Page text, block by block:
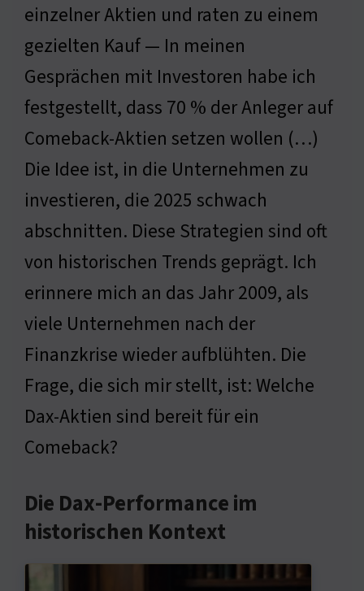
einzelner Aktien und raten zu einem
gezielten Kauf — In meinen
Gesprächen mit Investoren habe ich
festgestellt, dass 70 % der Anleger auf
Comeback-Aktien setzen wollen (…)
Die Idee ist, in die Unternehmen zu
investieren, die 2025 schwach
abschnitten. Diese Strategien sind oft
von historischen Trends geprägt. Ich
erinnere mich an das Jahr 2009, als
viele Unternehmen nach der
Finanzkrise wieder aufblühten. Die
Frage, die sich mir stellt, ist: Welche
Dax-Aktien sind bereit für ein
Comeback?
Die Dax-Performance im
historischen Kontext